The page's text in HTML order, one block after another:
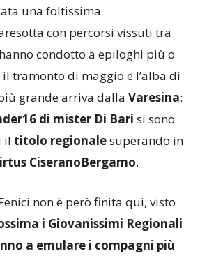
una foltissima
con percorsi vissuti tra
condotto a epiloghi più o
tramonto di maggio e l’alba di
grande arriva dalla Varesina:
di mister Di Bari si sono
il titolo regionalesuperando in
CiseranoBergamo.
non è però finita qui, visto
i Giovanissimi Regionali
a emulare i compagni più